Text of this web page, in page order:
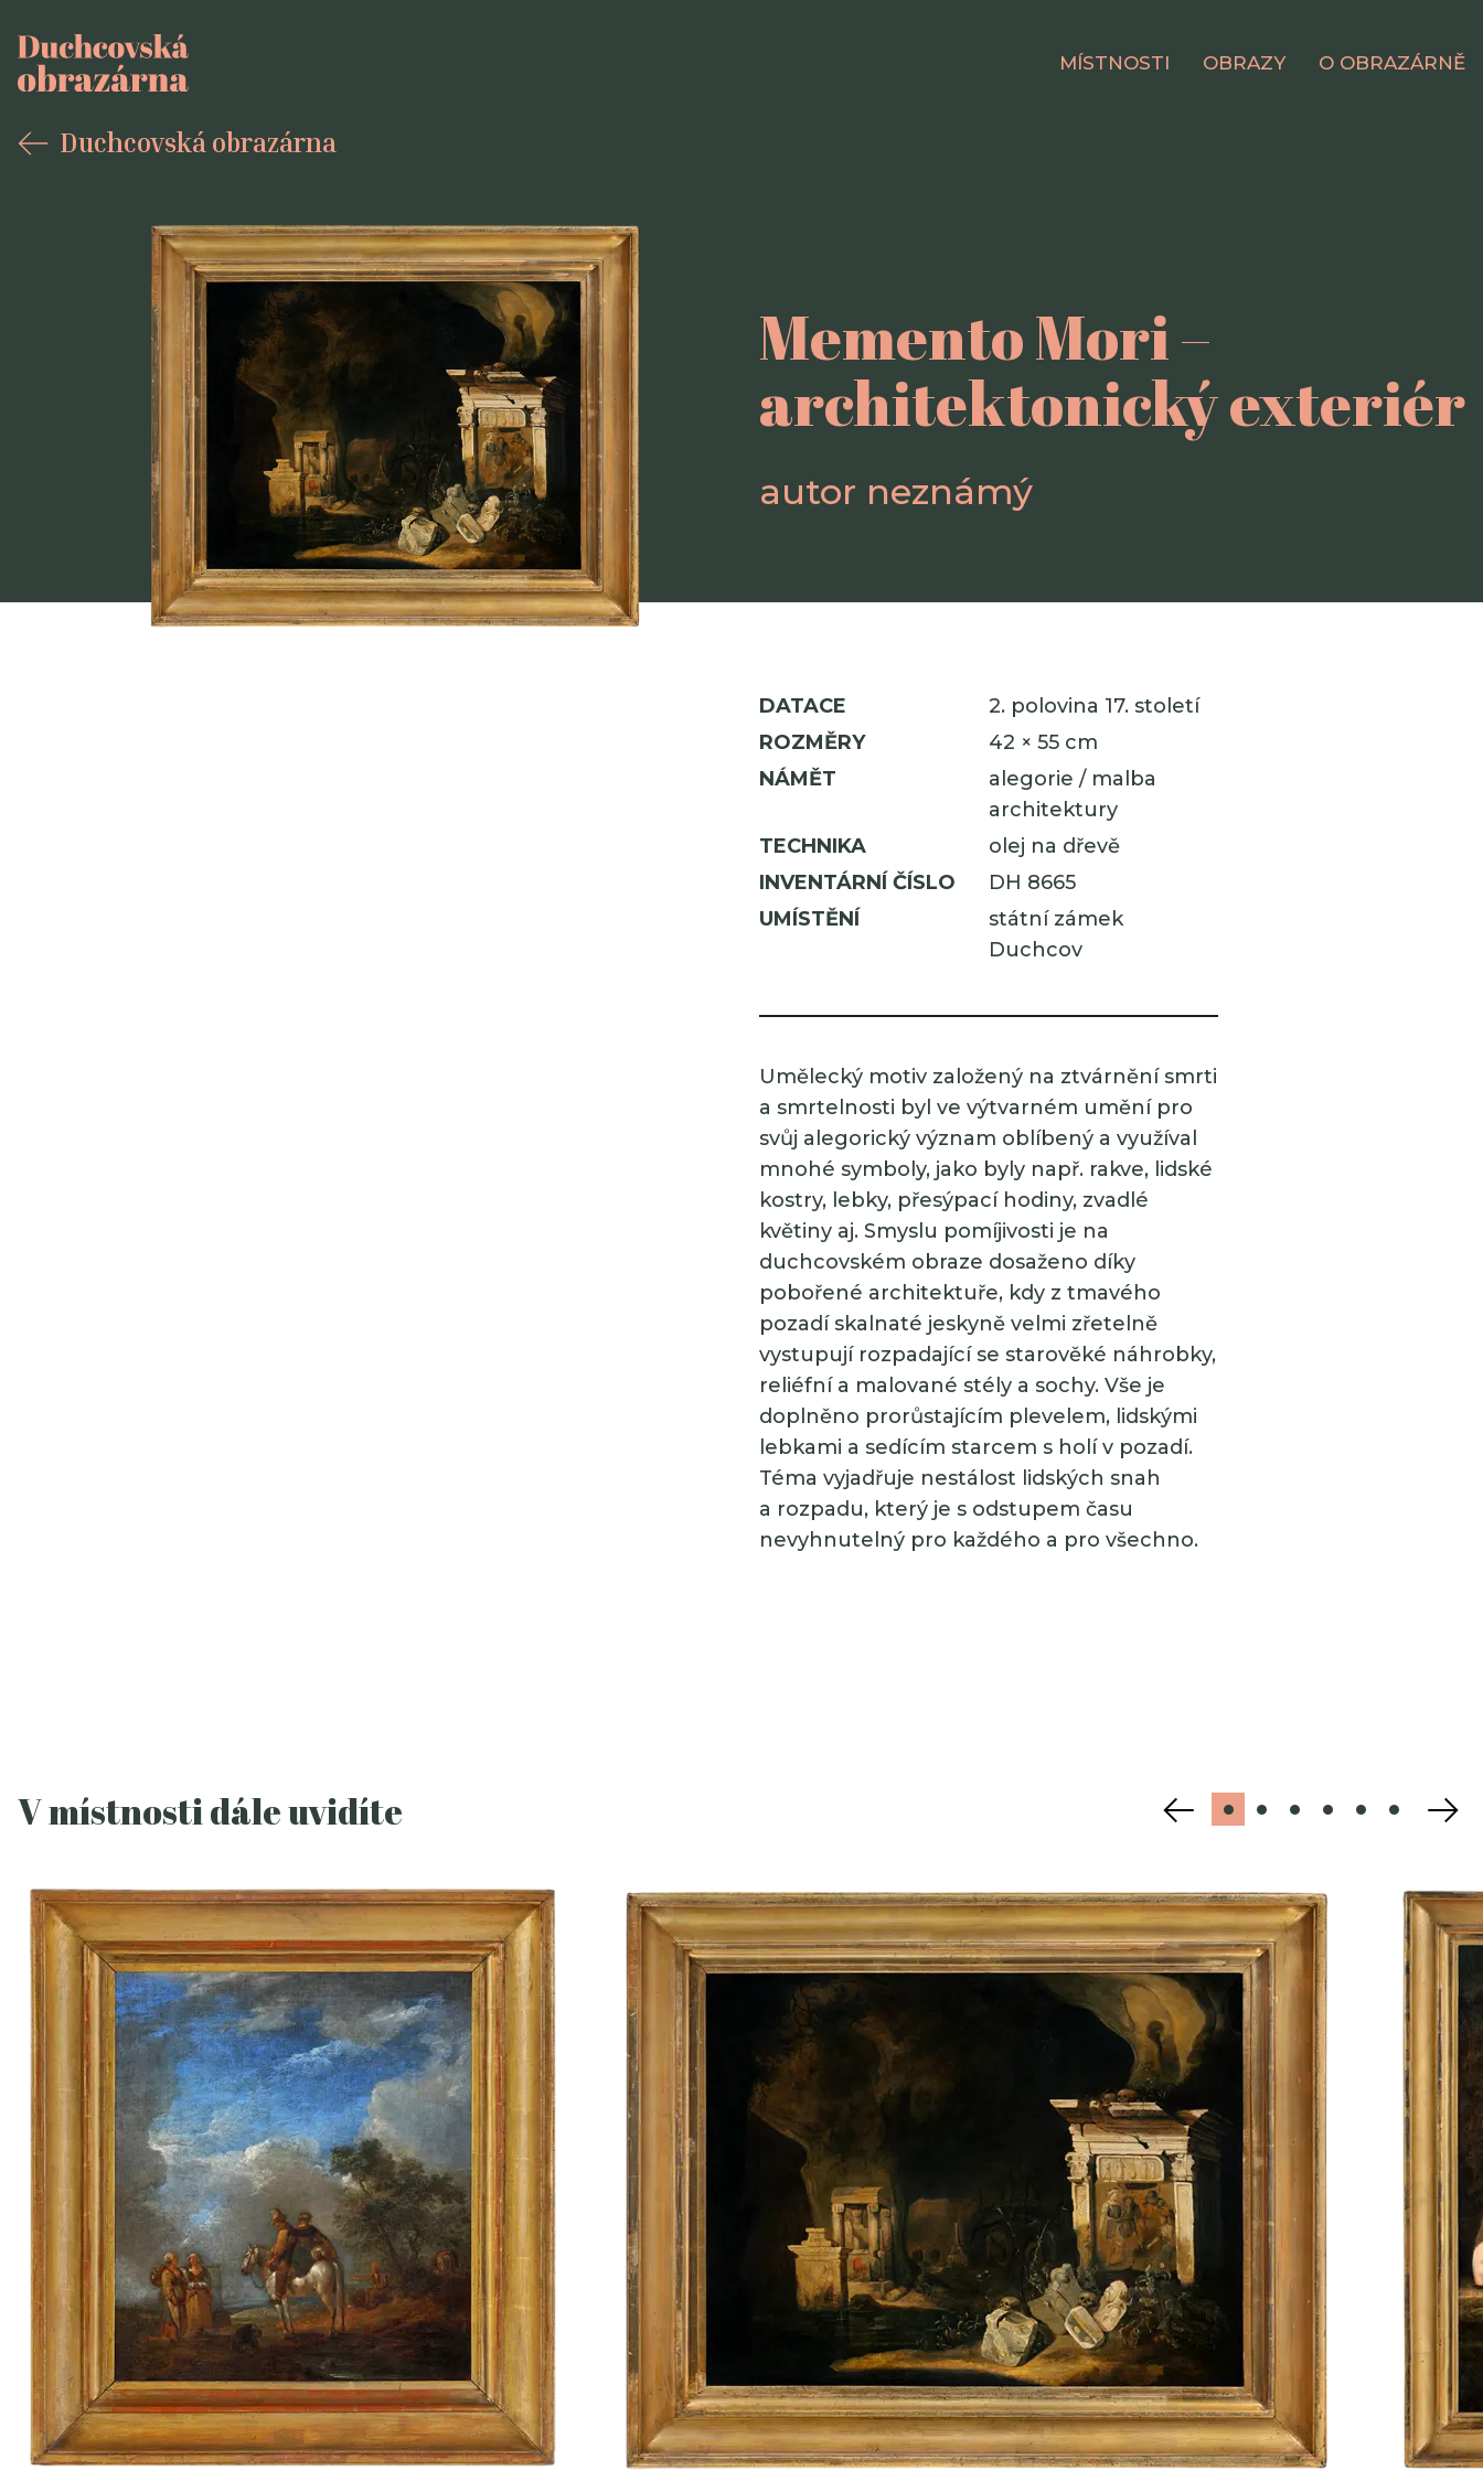
MÍSTNOSTI OBRAZY O OBRAZÁRNĚ
Duchcovská obrazárna
Memento Mori –
architektonický exteriér
autor neznámý
DATACE
2. polovina 17. století
ROZMĚRY
42 × 55 cm
NÁMĚT
alegorie / malba
architektury
TECHNIKA
olej na dřevě
INVENTÁRNÍ ČÍSLO
DH 8665
UMÍSTĚNÍ
státní zámek
Duchcov
Umělecký motiv založený na ztvárnění smrti
a smrtelnosti byl ve výtvarném umění pro
svůj alegorický význam oblíbený a využíval
mnohé symboly, jako byly např. rakve, lidské
kostry, lebky, přesýpací hodiny, zvadlé
květiny aj. Smyslu pomíjivosti je na
duchcovském obraze dosaženo díky
pobořené architektuře, kdy z tmavého
pozadí skalnaté jeskyně velmi zřetelně
vystupují rozpadající se starověké náhrobky,
reliéfní a malované stély a sochy. Vše je
doplněno prorůstajícím plevelem, lidskými
lebkami a sedícím starcem s holí v pozadí.
Téma vyjadřuje nestálost lidských snah
a rozpadu, který je s odstupem času
nevyhnutelný pro každého a pro všechno.
V místnosti dále uvidíte